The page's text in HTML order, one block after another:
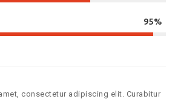
95%
consectetur adipiscing elit. Curabitur